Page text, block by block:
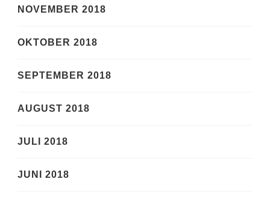
NOVEMBER 2018
OKTOBER 2018
SEPTEMBER 2018
AUGUST 2018
JULI 2018
JUNI 2018